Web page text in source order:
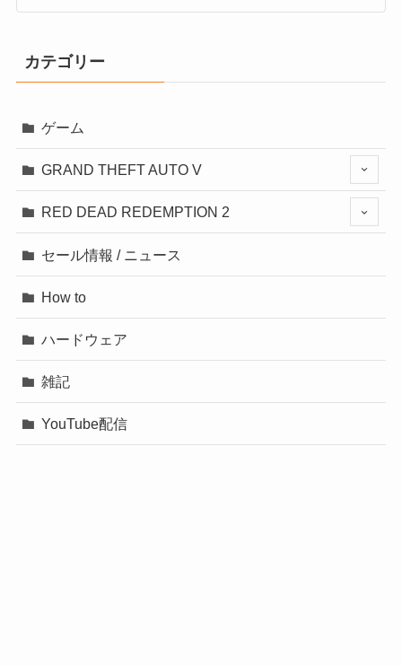
カテゴリー
ゲーム
GRAND THEFT AUTO V
RED DEAD REDEMPTION 2
セール情報 / ニュース
How to
ハードウェア
雑記
YouTube配信